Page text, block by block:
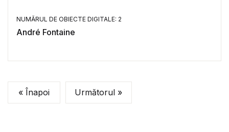
NUMĂRUL DE OBIECTE DIGITALE: 2
André Fontaine
« Înapoi Următorul »